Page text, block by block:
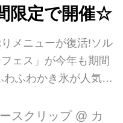
ン」(1,400円)が、7
日(木)の1週間限定で
SULBING SENDAI限
なるこの「...
限定で開催☆
メニューが復活!ソル
ェス」が今年も期間
ふわかき氷が人気の
カフェ
ビン)」で、7月10日
スクリップ @ カ